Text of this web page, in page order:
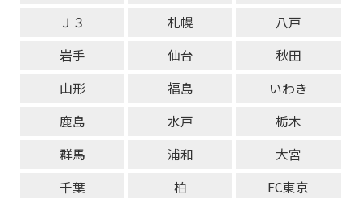
Ｊ３
札幌
八戸
岩手
仙台
秋田
山形
福島
いわき
鹿島
水戸
栃木
群馬
浦和
大宮
千葉
柏
FC東京